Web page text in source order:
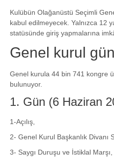
Kulübün Olağanüstü Seçimli
kabul edilmeyecek. Yalnızca 12
statüsünde giriş yapmalarına
Genel kurul
Genel kurula 44 bin 741 kongre
bulunuyor.
1. Gün (6 Haziran
1-Açılış,
2- Genel Kurul Başkanlık Divanı
3- Saygı Duruşu ve İstiklal Marşı,